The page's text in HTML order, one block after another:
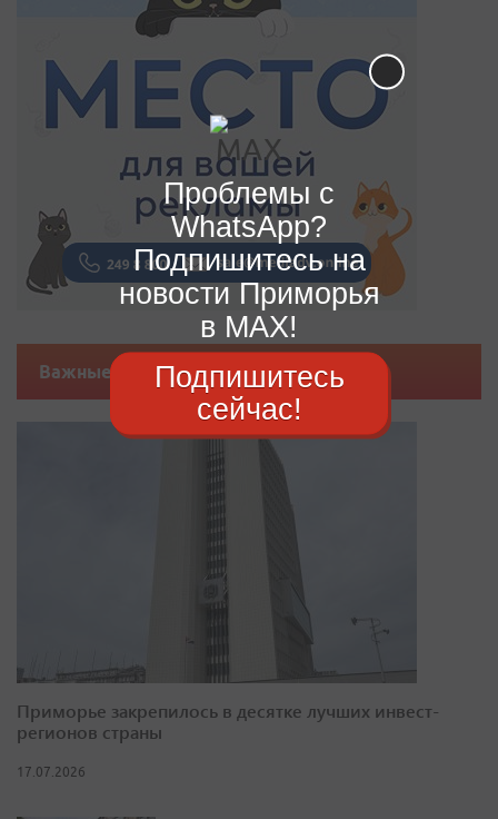
Важные новости
Приморье закрепилось в десятке лучших инвест-
регионов страны
17.07.2026
Проблемы с
WhatsApp?
Подпишитесь на
новости Приморья
в MAX!
Подпишитесь
сейчас!